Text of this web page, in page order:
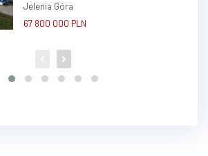
Jelenia Góra
67 800 000 PLN